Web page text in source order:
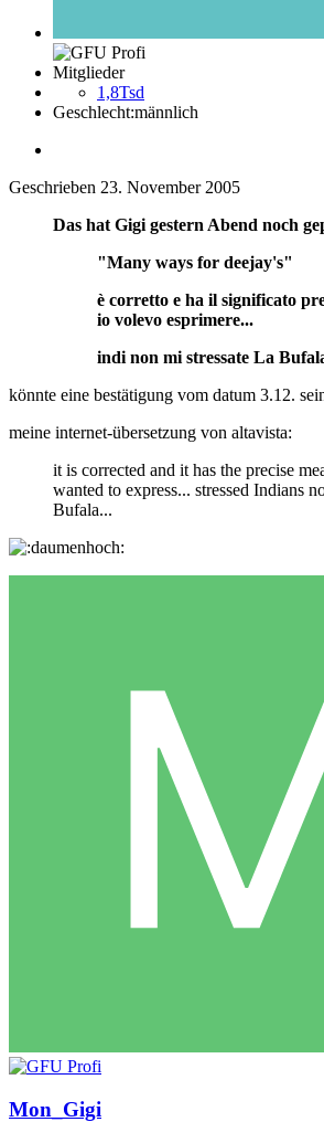
Mitglieder
1,8Tsd
Geschlecht:männlich
Geschrieben 23. November 2005
Das hat Gigi gestern Abend noch
"Many ways for deejay's"
è corretto e ha il significato
io volevo esprimere...
indi non mi stressate La
könnte eine bestätigung vom datum 3.12.
meine internet-übersetzung von altavista:
it is corrected and it has the precise
wanted to express... stressed Indians
Bufala...
Mon_Gigi